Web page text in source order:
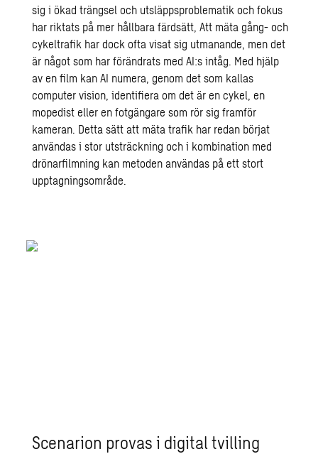
sig i ökad trängsel och utsläppsproblematik och fokus
har riktats på mer hållbara färdsätt, Att mäta gång- och
cykeltrafik har dock ofta visat sig utmanande, men det
är något som har förändrats med AI:s intåg. Med hjälp
av en film kan AI numera, genom det som kallas
computer vision, identifiera om det är en cykel, en
mopedist eller en fotgängare som rör sig framför
kameran. Detta sätt att mäta trafik har redan börjat
användas i stor utsträckning och i kombination med
drönarfilmning kan metoden användas på ett stort
upptagningsområde.
Scenarion provas i digital tvilling